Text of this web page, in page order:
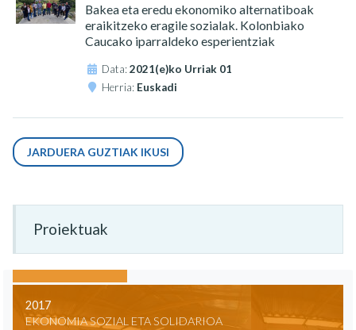
Bakea eta eredu ekonomiko alternatiboak
eraikitzeko eragile sozialak. Kolonbiako
Caucako iparraldeko esperientziak
Data:2021(e)ko Urriak 01
Herria: Euskadi
JARDUERA GUZTIAK IKUSI
Proiektuak
2017
EKONOMIA SOZIAL ETA SOLIDARIOA